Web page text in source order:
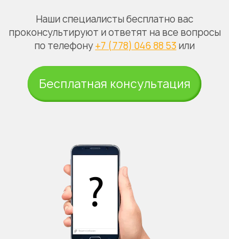
Наши специалисты бесплатно вас
проконсультируют и ответят на все вопросы
по телефону +7 (778) 046 88 53 или
Бесплатная консультация